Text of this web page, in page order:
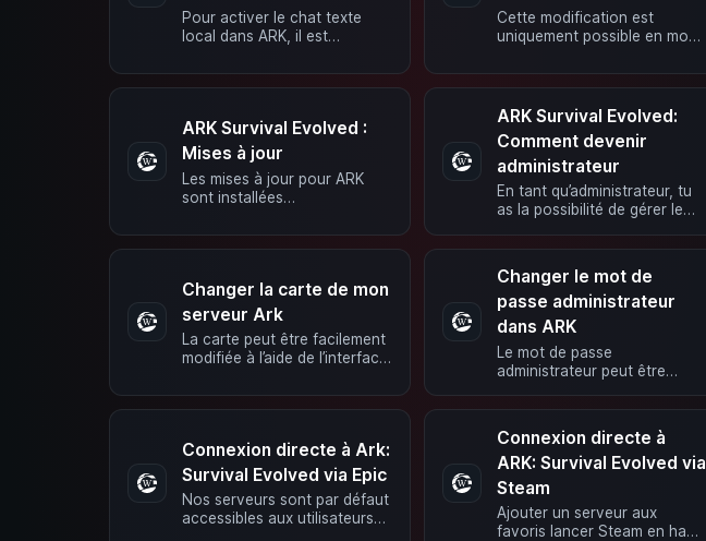
Pour activer le chat texte
local dans ARK, il est
soit en mode avancé.
Ensuite, les valeurs …
Cette modification est
uniquement possible en mode
suivantes dans le fichier …
ARK Survival Evolved :
Mises à jour
Les mises à jour pour ARK
sont installées
système dès qu’elles sont
poussées sur Steam. …
ARK Survival Evolved:
Comment devenir
administrateur
En tant qu’administrateur, tu
as la possibilité de gérer le
jeu. Par exemple, tu peux …
Changer la carte de mon
serveur Ark
La carte peut être facilement
modifiée à l’aide de l’interface
de placer la …
Changer le mot de
passe administrateur
dans ARK
Le mot de passe
administrateur peut être
l’interface Web. En mode
basique Dans …
Connexion directe à Ark:
Survival Evolved via Epic
Nos serveurs sont par défaut
accessibles aux utilisateurs
Connexion directe à
ARK: Survival Evolved via
Steam
Ajouter un serveur aux
favoris lancer Steam en haut,